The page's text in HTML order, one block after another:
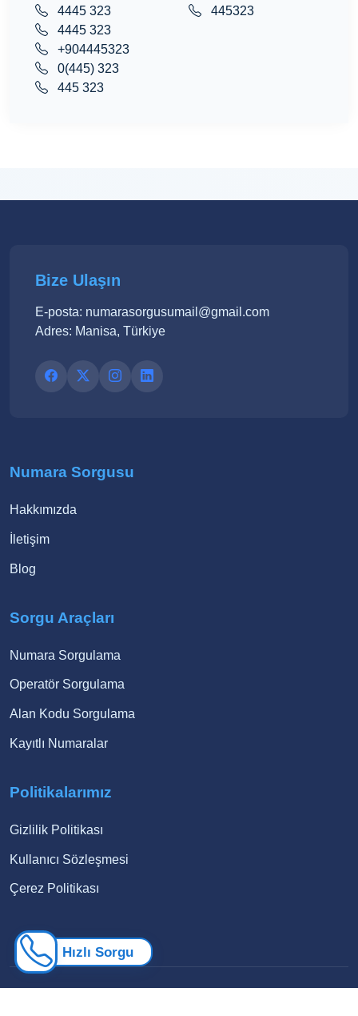
4445 323
4445 323
445323
+904445323
0(445) 323
445 323
Bize Ulaşın
E-posta: numarasorgusumail@gmail.com
Adres: Manisa, Türkiye
Numara Sorgusu
Hakkımızda
İletişim
Blog
Sorgu Araçları
Numara Sorgulama
Operatör Sorgulama
Alan Kodu Sorgulama
Kayıtlı Numaralar
Politikalarımız
Gizlilik Politikası
Kullanıcı Sözleşmesi
Çerez Politikası
Hızlı Sorgu